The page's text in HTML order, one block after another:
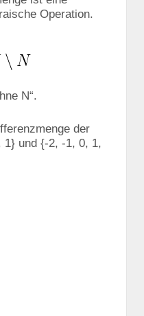
Operation.
N“.
der
1} und {-2, -1, 0, 1,